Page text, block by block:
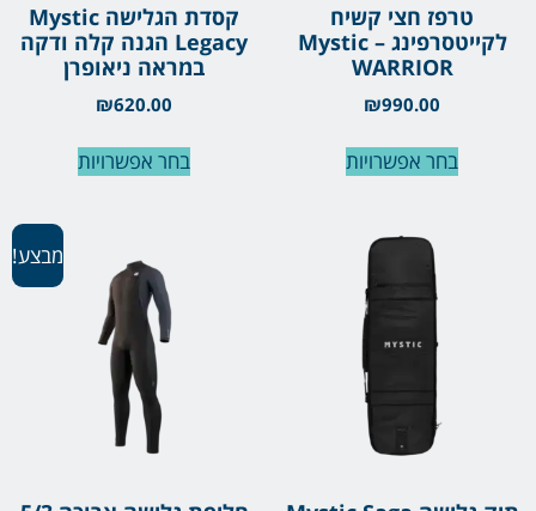
טרפז חצי קשיח
לקייטסרפינג – Mystic
WARRIOR
₪990.00
בחר אפשרויות
קסדת הגלישה Mystic
Legacy הגנה קלה ודקה
במראה ניאופרן
₪620.00
בחר אפשרויות
מבצע!